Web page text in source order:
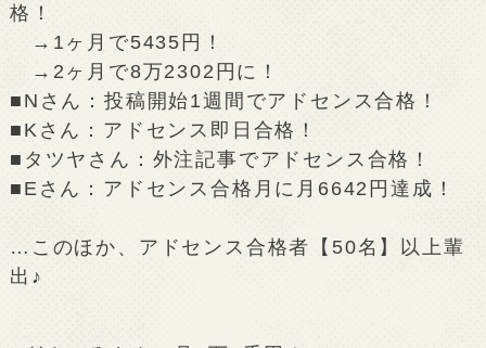
格！
→1ヶ月で5435円！
→2ヶ月で8万2302円に！
■Nさん：投稿開始1週間でアドセンス合格！
■Kさん：アドセンス即日合格！
■タツヤさん：外注記事でアドセンス合格！
■Eさん：アドセンス合格月に月6642円達成！
…このほか、アドセンス合格者【50名】以上輩
出♪